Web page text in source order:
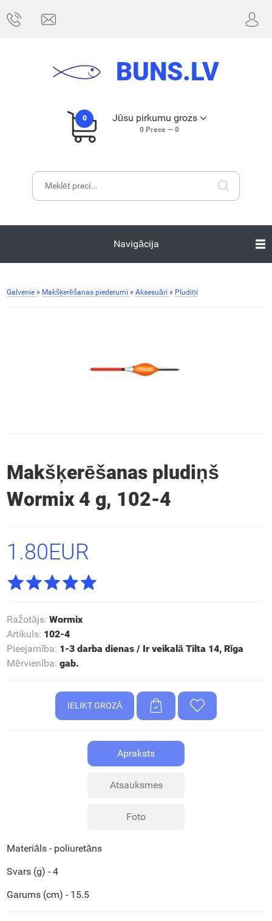
BUNS.LV
0 Jūsu pirkumu grozs
0Prece — 0
Navigācija
Galvenie » Makšķerēšanas piederumi » Aksesuāri » Pludiņi
Makšķerēšanas pludiņš
Wormix 4 g, 102-4
1.80EUR
Ražotājs: Wormix
Artikuls: 102-4
Pieejamība: 1-3 darba dienas / Ir veikalā Tilta 14, Rīga
Mērvienība: gab.
Apraksts
Atsauksmes
Foto
Materiāls - poliuretāns
Svars (g) - 4
Garums (cm) - 15.5